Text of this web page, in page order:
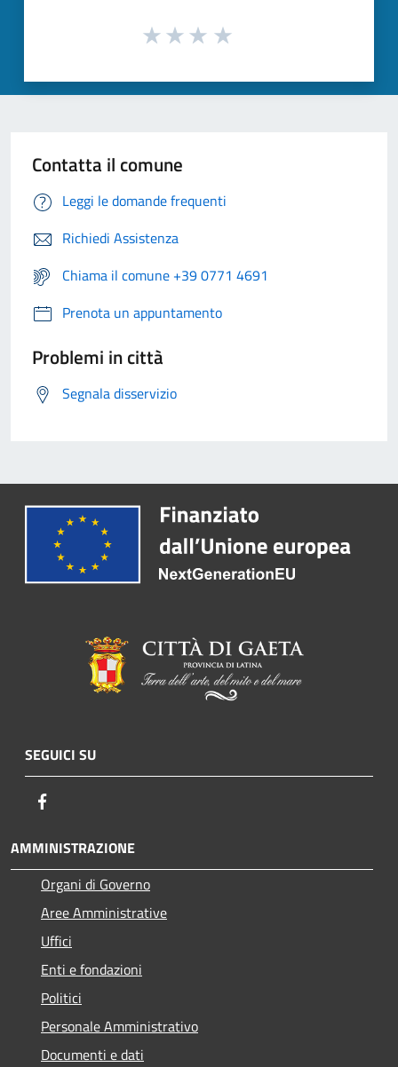
Contatta il comune
Leggi le domande frequenti
Richiedi Assistenza
Chiama il comune +39 0771 4691
Prenota un appuntamento
Problemi in città
Segnala disservizio
SEGUICI SU
AMMINISTRAZIONE
Organi di Governo
Aree Amministrative
Uffici
Enti e fondazioni
Politici
Personale Amministrativo
Documenti e dati